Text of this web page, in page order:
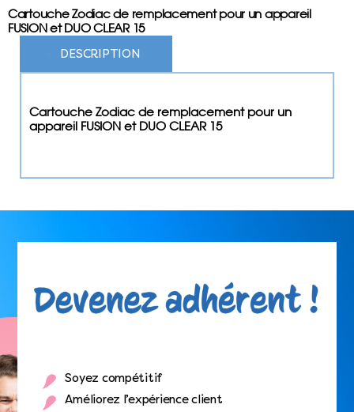
Cartouche Zodiac de remplacement pour un appareil
FUSION et DUO CLEAR 15
DESCRIPTION
Cartouche Zodiac de remplacement pour un
appareil FUSION et DUO CLEAR 15
Soyez compétitif
Améliorez l’expérience client